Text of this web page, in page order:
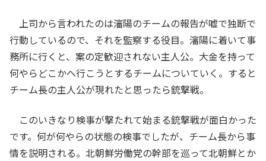
上司から言われたのは瀋陽のチームの報告が嘘で独断で
行動しているので、それを監察する役目。瀋陽に着いて事
務所に行くと、案の定歓迎されない主人公。大金を持って
何やらどこかへ行こうとするチームについていく。すると
チーム長の主人公が現れたと思ったら銃撃戦。
このいきなり検事が撃たれて始まる銃撃戦が面白かった
です。何が何やらの状態の検事でしたが、チーム長から事
情を説明される。北朝鮮労働党の幹部を巡って北朝鮮とか